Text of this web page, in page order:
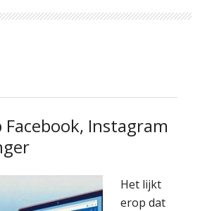
Instagram
Het lijkt
erop dat